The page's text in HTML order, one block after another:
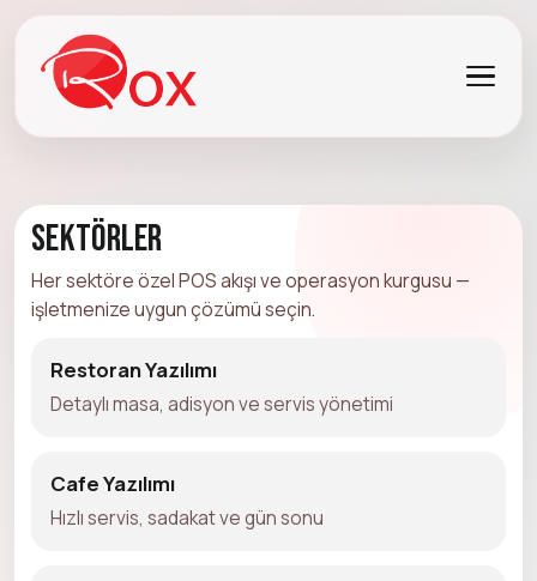
Sektörler
Her sektöre özel POS akışı ve operasyon kurgusu —
işletmenize uygun çözümü seçin.
Restoran Yazılımı
Detaylı masa, adisyon ve servis yönetimi
Cafe Yazılımı
Hızlı servis, sadakat ve gün sonu